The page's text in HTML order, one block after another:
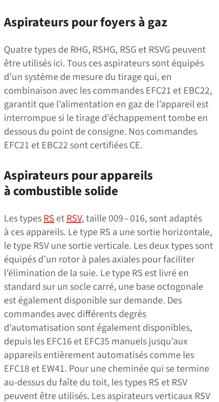
Aspirateurs pour foyers à gaz
Quatre types de RHG, RSHG, RSG et RSVG peuvent
être utilisés ici. Tous ces aspirateurs sont équipés
d’un système de mesure du tirage qui, en
combinaison avec les commandes EFC21 et EBC22,
garantit que l’alimentation en gaz de l’appareil est
interrompue si le tirage d’échappement tombe en
dessous du point de consigne. Nos commandes
EFC21 et EBC22 sont certifiées CE.
Aspirateurs pour appareils
à combustible solide
Les typesRSetRSV, taille 009 – 016, sont adaptés
à ces appareils. Le type RS a une sortie horizontale,
le type RSV une sortie verticale. Les deux types sont
équipés d’un rotor à pales axiales pour faciliter
l’élimination de la suie. Le type RS est livré en
standard sur un socle carré, une base octogonale
est également disponible sur demande. Des
commandes avec différents degrés
d’automatisation sont également disponibles,
depuis les EFC16 et EFC35 manuels jusqu’aux
appareils entièrement automatisés comme les
EFC18 et EW41. Pour une cheminée qui se termine
au-dessus du faîte du toit, les types RS et RSV
peuvent être utilisés. Les aspirateurs verticaux RSV